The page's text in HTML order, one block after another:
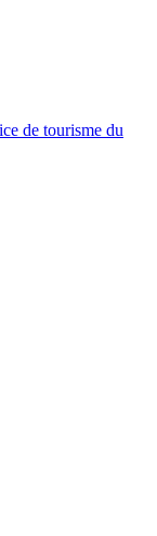
de tourisme du